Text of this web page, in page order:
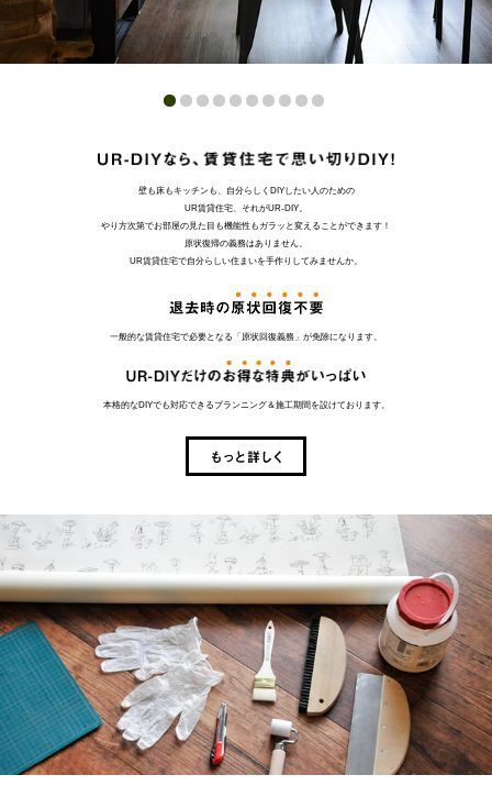
壁も床もキッチンも、自分らしくDIYしたい人のための
UR賃貸住宅、それがUR-DIY。
やり方次第でお部屋の見た目も機能性もガラッと変えることができます！
原状復帰の義務はありません。
UR賃貸住宅で自分らしい住まいを手作りしてみませんか。
一般的な賃貸住宅で必要となる「原状回復義務」が免除になります。
本格的なDIYでも対応できるプランニング＆施工期間を設けております。